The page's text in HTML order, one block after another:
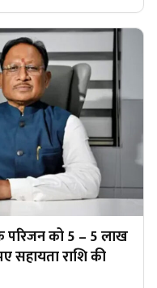
परिजन को 5 – 5 लाख
सहायता राशि की